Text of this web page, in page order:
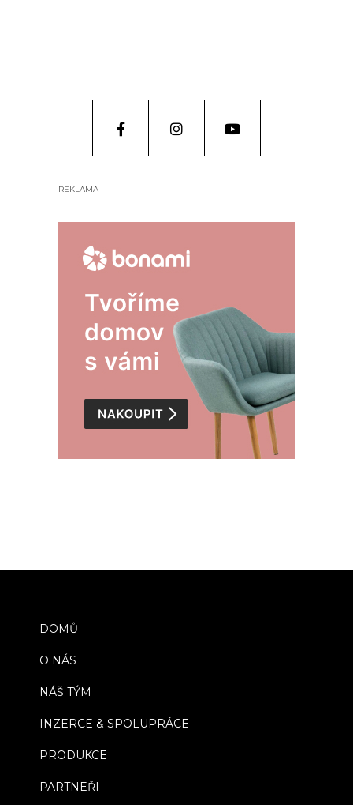
REKLAMA
DOMŮ
O NÁS
NÁŠ TÝM
INZERCE & SPOLUPRÁCE
PRODUKCE
PARTNEŘI